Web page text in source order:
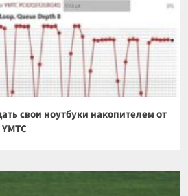
свои ноутбуки накопителем от